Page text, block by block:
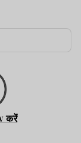
करें